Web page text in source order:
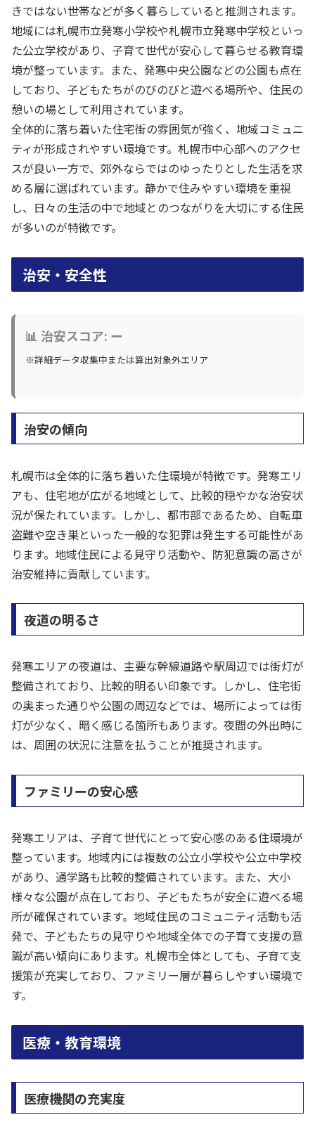
きではない世帯などが多く暮らしていると推測されます。
地域には札幌市立発寒小学校や札幌市立発寒中学校といっ
た公立学校があり、子育て世代が安心して暮らせる教育環
境が整っています。また、発寒中央公園などの公園も点在
しており、子どもたちがのびのびと遊べる場所や、住民の
憩いの場として利用されています。
全体的に落ち着いた住宅街の雰囲気が強く、地域コミュニ
ティが形成されやすい環境です。札幌市中心部へのアクセ
スが良い一方で、郊外ならではのゆったりとした生活を求
める層に選ばれています。静かで住みやすい環境を重視
し、日々の生活の中で地域とのつながりを大切にする住民
が多いのが特徴です。
治安・安全性
📊 治安スコア: ー
※詳細データ収集中または算出対象外エリア
治安の傾向
札幌市は全体的に落ち着いた住環境が特徴です。発寒エリ
アも、住宅地が広がる地域として、比較的穏やかな治安状
況が保たれています。しかし、都市部であるため、自転車
盗難や空き巣といった一般的な犯罪は発生する可能性があ
ります。地域住民による見守り活動や、防犯意識の高さが
治安維持に貢献しています。
夜道の明るさ
発寒エリアの夜道は、主要な幹線道路や駅周辺では街灯が
整備されており、比較的明るい印象です。しかし、住宅街
の奥まった通りや公園の周辺などでは、場所によっては街
灯が少なく、暗く感じる箇所もあります。夜間の外出時に
は、周囲の状況に注意を払うことが推奨されます。
ファミリーの安心感
発寒エリアは、子育て世代にとって安心感のある住環境が
整っています。地域内には複数の公立小学校や公立中学校
があり、通学路も比較的整備されています。また、大小
様々な公園が点在しており、子どもたちが安全に遊べる場
所が確保されています。地域住民のコミュニティ活動も活
発で、子どもたちの見守りや地域全体での子育て支援の意
識が高い傾向にあります。札幌市全体としても、子育て支
援策が充実しており、ファミリー層が暮らしやすい環境で
す。
医療・教育環境
医療機関の充実度